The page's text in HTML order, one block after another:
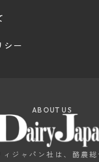
シー
ABOUT US
ィジャパン社は、酪農